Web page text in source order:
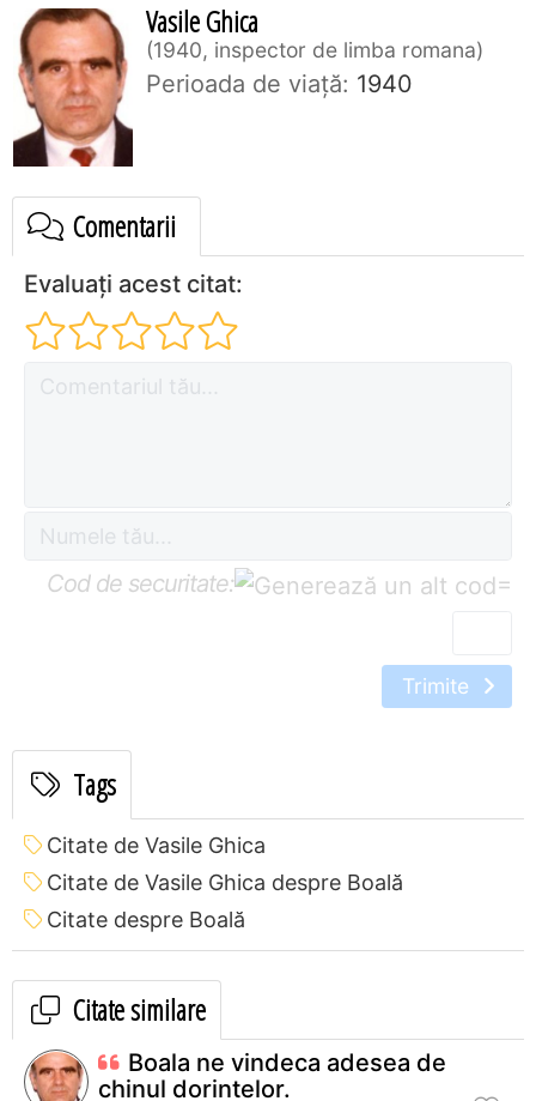
Vasile Ghica
1940, inspector de limba romana
Perioada de viaţă: 1940
Comentarii
Evaluați acest citat:
Cod de securitate: =
Trimite
Tags
Citate de Vasile Ghica
Citate de Vasile Ghica despre Boală
Citate despre Boală
Citate similare
Boala ne vindeca adesea de
chinul dorintelor.